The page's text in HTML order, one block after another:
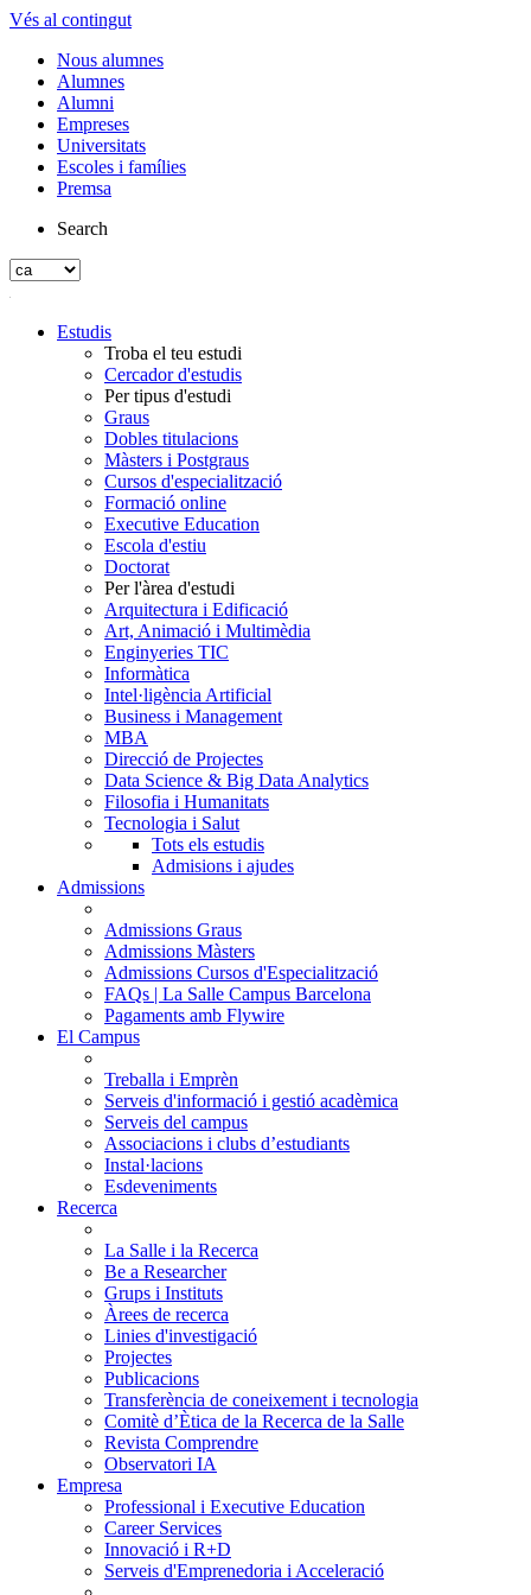
Vés al contingut
Nous alumnes
Alumnes
Alumni
Empreses
Universitats
Escoles i famílies
Premsa
Search
Estudis
Troba el teu estudi
Cercador d'estudis
Per tipus d'estudi
Graus
Dobles titulacions
Màsters i Postgraus
Cursos d'especialització
Formació online
Executive Education
Escola d'estiu
Doctorat
Per l'àrea d'estudi
Arquitectura i Edificació
Art, Animació i Multimèdia
Enginyeries TIC
Informàtica
Intel·ligència Artificial
Business i Management
MBA
Direcció de Projectes
Data Science & Big Data Analytics
Filosofia i Humanitats
Tecnologia i Salut
Tots els estudis
Admisions i ajudes
Admissions
Admissions Graus
Admissions Màsters
Admissions Cursos d'Especialització
FAQs | La Salle Campus Barcelona
Pagaments amb Flywire
El Campus
Treballa i Emprèn
Serveis d'informació i gestió acadèmica
Serveis del campus
Associacions i clubs d’estudiants
Instal·lacions
Esdeveniments
Recerca
La Salle i la Recerca
Be a Researcher
Grups i Instituts
Àrees de recerca
Linies d'investigació
Projectes
Publicacions
Transferència de coneixement i tecnologia
Comitè d’Ètica de la Recerca de la Salle
Revista Comprendre
Observatori IA
Empresa
Professional i Executive Education
Career Services
Innovació i R+D
Serveis d'Emprenedoria i Acceleració